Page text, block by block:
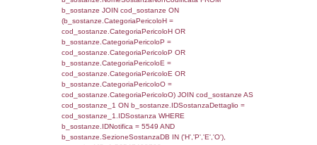
f_territori_limitrofi.DescAltro FROM
JOIN cod_territori_tipologia ON
(f_territori_limitrofi.IDTipologiaTerritorio =
cod_territori_tipologia.IDTipologiaTerritorio)
(f_territori_limitrofi.IDTipoTerritorio =
cod_territori_tipologia.IDTerritorioTP)
(((f_territori_limitrofi.IDNotifica)=5549) AND
((f_territori_limitrofi.IDTipoTerritorio)=5)),